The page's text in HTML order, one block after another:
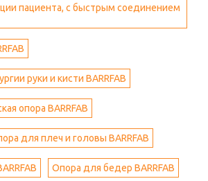
пациента, с быстрым соединением
руки и кисти BARRFAB
опора BARRFAB
для плеч и головы BARRFAB
Опора для бедер BARRFAB